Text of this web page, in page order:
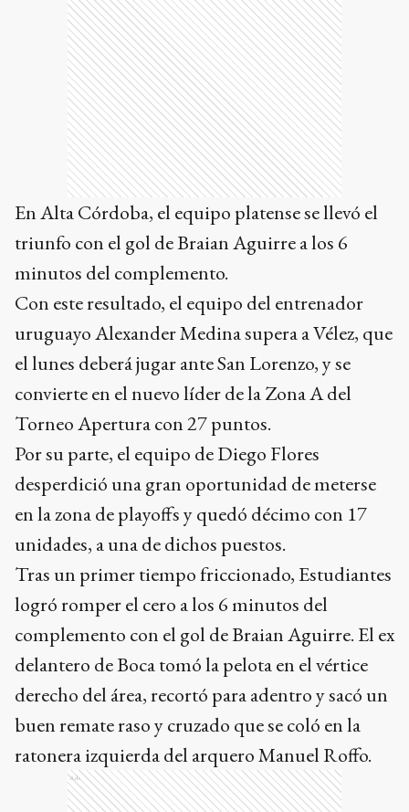
En Alta Córdoba, el equipo platense se llevó el
triunfo con el gol de Braian Aguirre a los 6
minutos del complemento.
Con este resultado, el equipo del entrenador
uruguayo Alexander Medina supera a Vélez, que
el lunes deberá jugar ante San Lorenzo, y se
convierte en el nuevo líder de la Zona A del
Torneo Apertura con 27 puntos.
Por su parte, el equipo de Diego Flores
desperdició una gran oportunidad de meterse
en la zona de playoffs y quedó décimo con 17
unidades, a una de dichos puestos.
Tras un primer tiempo friccionado, Estudiantes
logró romper el cero a los 6 minutos del
complemento con el gol de Braian Aguirre. El ex
delantero de Boca tomó la pelota en el vértice
derecho del área, recortó para adentro y sacó un
buen remate raso y cruzado que se coló en la
ratonera izquierda del arquero Manuel Roffo.
Ads